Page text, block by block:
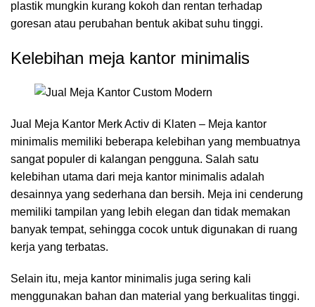
plastik mungkin kurang kokoh dan rentan terhadap
goresan atau perubahan bentuk akibat suhu tinggi.
Kelebihan meja kantor minimalis
Jual Meja Kantor Merk Activ di Klaten – Meja kantor
minimalis memiliki beberapa kelebihan yang membuatnya
sangat populer di kalangan pengguna. Salah satu
kelebihan utama dari meja kantor minimalis adalah
desainnya yang sederhana dan bersih. Meja ini cenderung
memiliki tampilan yang lebih elegan dan tidak memakan
banyak tempat, sehingga cocok untuk digunakan di ruang
kerja yang terbatas.
Selain itu, meja kantor minimalis juga sering kali
menggunakan bahan dan material yang berkualitas tinggi.